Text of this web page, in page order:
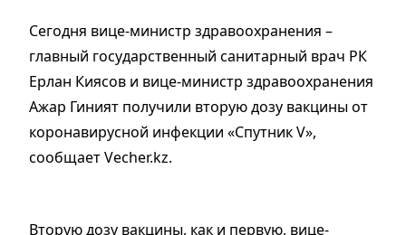
Сегодня вице-министр здравоохранения –
главный государственный санитарный врач РК
Ерлан Киясов и вице-министр здравоохранения
Ажар Гиният получили вторую дозу вакцины от
коронавирусной инфекции «Спутник V»,
сообщает Vecher.kz.
Вторую дозу вакцины, как и первую, вице-